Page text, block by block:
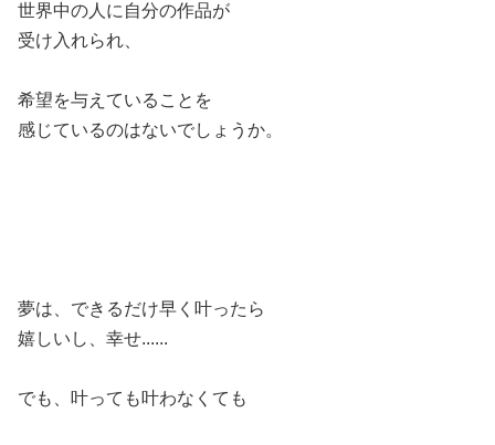
世界中の人に自分の作品が
受け入れられ、
希望を与えていることを
感じているのはないでしょうか。
夢は、できるだけ早く叶ったら
嬉しいし、幸せ......
でも、叶っても叶わなくても